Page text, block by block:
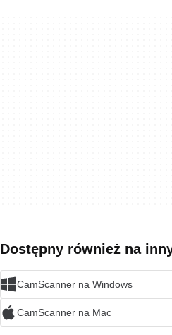
Dostępny również na
CamScanner na Windows
CamScanner na Mac